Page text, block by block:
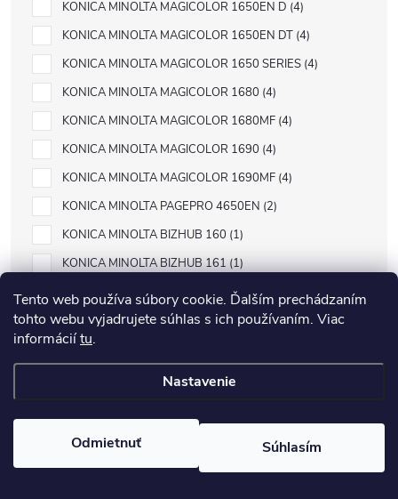
Tento web používa súbory cookie. Ďalším prechádzaním
tohto webu vyjadrujete súhlas s ich používaním. Viac
informáciítu.
Nastavenie
Odmietnuť Súhlasím
KONICA MINOLTA MAGICOLOR 1650EN D 4
KONICA MINOLTA MAGICOLOR 1650EN DT 4
KONICA MINOLTA MAGICOLOR 1650 SERIES 4
KONICA MINOLTA MAGICOLOR 1680 4
KONICA MINOLTA MAGICOLOR 1680MF 4
KONICA MINOLTA MAGICOLOR 1690 4
KONICA MINOLTA MAGICOLOR 1690MF 4
KONICA MINOLTA PAGEPRO 4650EN 2
KONICA MINOLTA BIZHUB 160 1
KONICA MINOLTA BIZHUB 161 1
KONICA MINOLTA DI1610
1
KONICA MINOLTA DI1610P 1
KONICA MINOLTA MAGICOLOR 2400
KONICA MINOLTA MAGICOLOR 2400 SERIES
KONICA MINOLTA MAGICOLOR 2430
KONICA MINOLTA MAGICOLOR 2430DL